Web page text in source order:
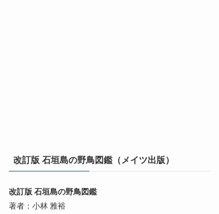
改訂版 石垣島の野鳥図鑑（メイツ出版）
改訂版 石垣島の野鳥図鑑
著者：小林 雅裕